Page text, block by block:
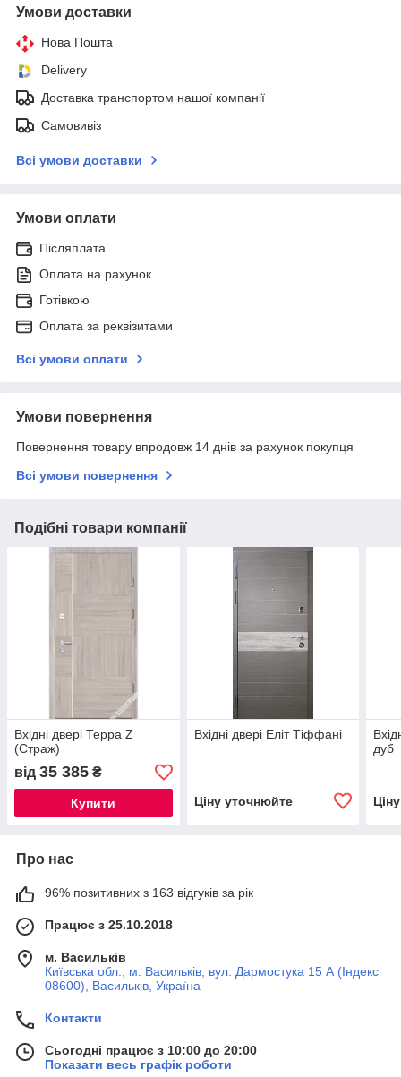
Умови доставки
Нова Пошта
Delivery
Доставка транспортом нашої компанії
Самовивіз
Всі умови доставки
Умови оплати
Післяплата
Оплата на рахунок
Готівкою
Оплата за реквізитами
Всі умови оплати
Умови повернення
Повернення товару впродовж 14 днів за рахунок покупця
Всі умови повернення
Подібні товари компанії
Вхідні двері Терра Z
(Страж)
від 35 385 ₴
Купити
Вхідні двері Еліт Тіффані
Ціну уточнюйте
дуб
Про нас
96% позитивних з 163 відгуків за рік
Працює з 25.10.2018
м. Васильків
Київська обл., м. Васильків, вул. Дармостука 15 А (Індекс
08600), Васильків, Україна
Контакти
Сьогодні працює з 10:00 до 20:00
Показати весь графік роботи